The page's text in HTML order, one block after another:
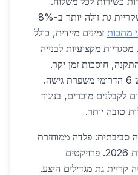
השוואה לבאר שבע מראה שקריית גת זולה יותר ב-8%
מתכות זמינים מיידית, כולל
אלומיניום וstainless steel. מסגריות מקצועיות לבנייה
חוסכות זמן יקר.
התפתחות תשתיות כמו כביש 6 הדרומי משפרת גישה.
מציעים אשראי 60 יום לקבלנים מוכרים, בניגוד
סביבתית: פלדה ממוחזרת
ב-70%, תואם תקנות ירוקות 2026. פרויקטים
גת מגדילים היצע.